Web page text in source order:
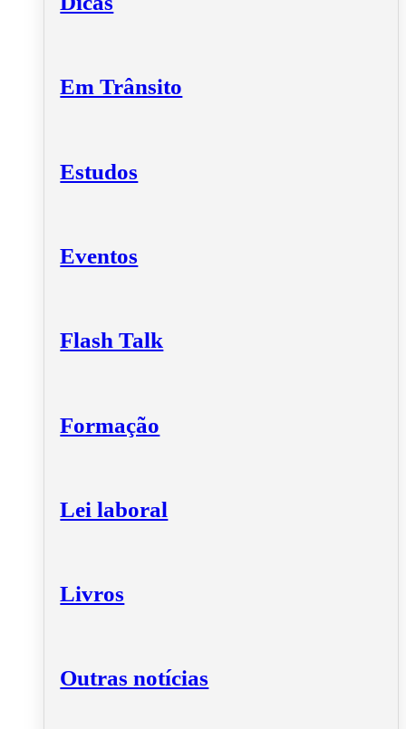
Em Trânsito
Estudos
Eventos
Flash Talk
Formação
Lei laboral
Livros
Outras notícias